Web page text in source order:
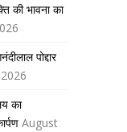
की भावना का
पोद्दार
का
August